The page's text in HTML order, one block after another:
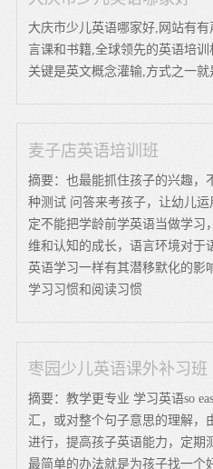
大庆市少儿英语哪家好,网站有
言课和书籍,全球领先的英语培训
关键是英文概念灌输,方式之一就
麦子店英语培训班
摘要：也最能抓住孩子的兴趣，
种测试 问答来考孩子，让幼儿
定不能把学龄前学英语当做学习
维和认知的成长，语言环境对于
英语学习一样有其潜移默化的影
学习习惯和阅读习惯
枣园少儿英语课外补习班
摘要：教学更专业 学习英语so
汇，或对整个句子意思的理解，
进行，提高孩子英语能力，定期
最简单的办法就是为孩子找一个